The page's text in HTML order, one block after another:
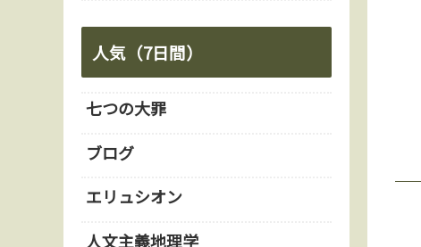
人気（7日間）
七つの大罪
ブログ
エリュシオン
人文主義地理学